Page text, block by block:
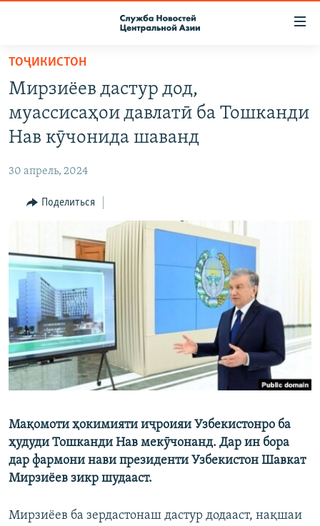
Вернуться
основному
содержанию
Вернутся
главной
навигации
Вернутся
ПОДПИСКА
КОНТАКТЫ
НАСТОЯЩЕЕ ВРЕМЯ
МИГРАНТ МЕДИА
ТОҶИКИСТОН
Мирзиёев дастур дод,
муассисаҳои давлатӣ ба Тошканди
Нав кӯчонида шаванд
30 апрель, 2024
Поделиться
Мақомоти ҳокимияти иҷроияи Узбекистонро ба
ҳудуди Тошканди Нав мекӯчонанд. Дар ин бора
дар фармони нави президенти Узбекистон Шавкат
Мирзиёев зикр шудааст.
Мирзиёев ба зердастонаш дастур додааст, нақшаи